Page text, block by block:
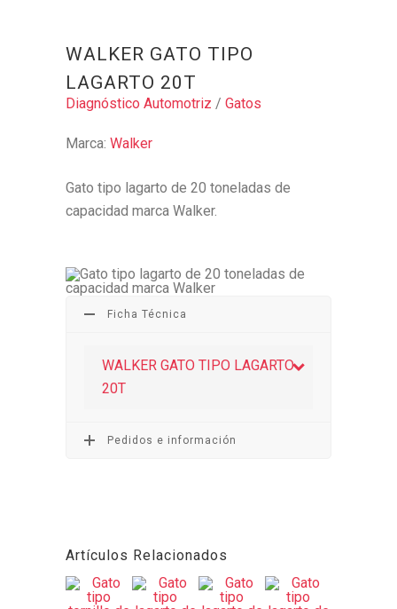
WALKER GATO TIPO
LAGARTO 20T
Diagnóstico Automotriz / Gatos
Marca: Walker
Gato tipo lagarto de 20 toneladas de
capacidad marca Walker.
Ficha Técnica
WALKER GATO TIPO LAGARTO
20T
Pedidos e información
Artículos Relacionados